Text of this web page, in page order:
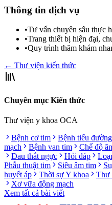
Thông tin dịch vụ
•Tư vấn chuyên sâu thực
•Trang thiết bị hiện đại,
•Quy trình thăm khám
← Thư viện kiến thức
Chuyên mục Kiến thức
Thư viện y khoa OCA
Bệnh cơ tim
Bệnh tiểu đường
mạch
Bệnh van tim Chế độ
Đau thắt ngực
Hỏi đáp
Phẫu thuật tim
Siêu âm tim
huyết áp
Thời sự Y khoa Thư
Xơ vữa động mạch
Xem tất cả bài viết